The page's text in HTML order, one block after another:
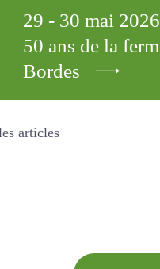
29 - 30 mai 2026
50 ans de la
Bordes
Tous les articles